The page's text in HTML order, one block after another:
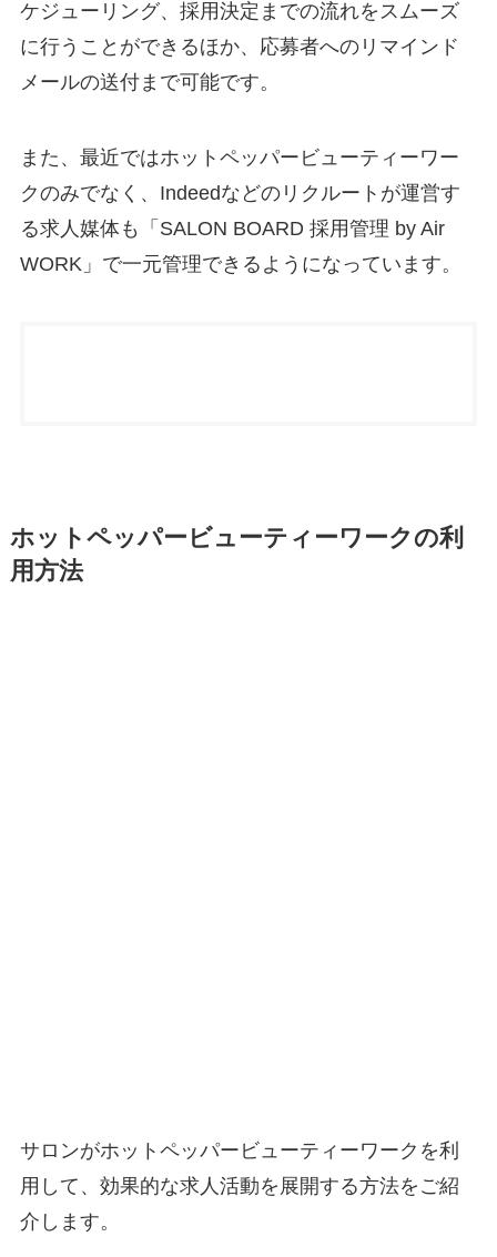
ケジューリング、採用決定までの流れをスムーズ
に行うことができるほか、応募者へのリマインド
メールの送付まで可能です。
また、最近ではホットペッパービューティーワー
クのみでなく、Indeedなどのリクルートが運営す
る求人媒体も「SALON BOARD 採用管理 by Air
WORK」で一元管理できるようになっています。
ホットペッパービューティーワークの利
用方法
サロンがホットペッパービューティーワークを利
用して、効果的な求人活動を展開する方法をご紹
介します。